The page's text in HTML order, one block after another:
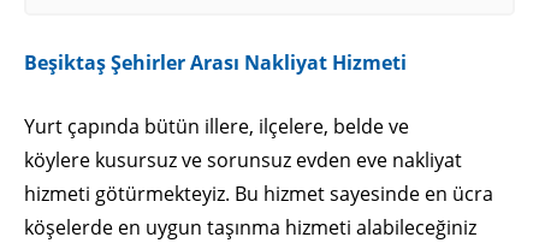
Beşiktaş Şehirler Arası Nakliyat Hizmeti
Yurt çapında bütün illere, ilçelere, belde ve
köylere kusursuz ve sorunsuz evden eve nakliyat
hizmeti götürmekteyiz. Bu hizmet sayesinde en ücra
köşelerde en uygun taşınma hizmeti alabileceğiniz